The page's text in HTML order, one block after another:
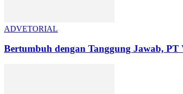
ADVETORIAL
Bertumbuh dengan Tanggung Jawab,